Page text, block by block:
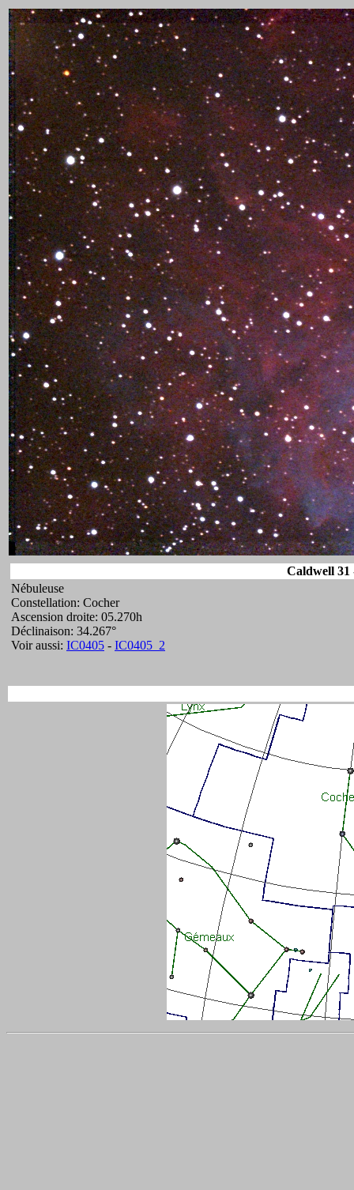
Caldwell 31
Nébuleuse
Constellation: Cocher
Ascension droite: 05.270h
Déclinaison: 34.267°
Voir aussi: IC0405 - IC0405_2